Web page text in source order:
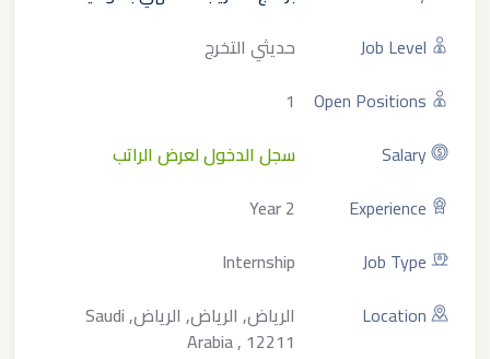
Job Level
حديثي التخرج
Open Positions
1
Salary
سجل الدخول لعرض الراتب
Experience
2 Year
Job Type
Internship
Location
الرياض, الرياض, الرياض, Saudi
Arabia , 12211